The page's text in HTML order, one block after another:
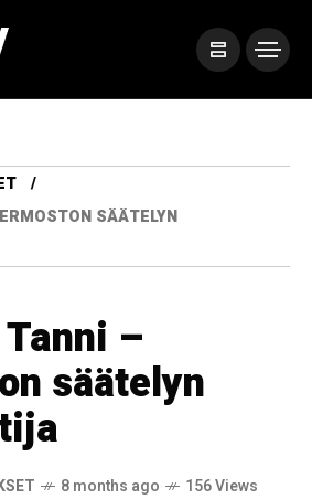
SÄÄTELYN
–
säätelyn
8 months ago 156 Views